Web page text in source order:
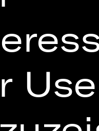
Millionen von
(Hans
was nun?)
von Hans
Mann, was
Stadt heran.